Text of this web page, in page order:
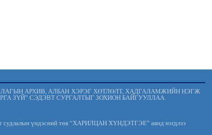
АРХИВ, АЛБАН ХЭРЭГ ХӨТЛӨЛТ, ХАДГАЛАМЖИЙН НЭГЖ
ЗҮЙ” СЭДЭВТ СУРГАЛТЫГ ЗОХИОН БАЙГУУЛЛАА.
судлалын үндэсний төв “ХАРИЛЦАН ХҮНДЭТГЭЕ” аянд нэгдлээ